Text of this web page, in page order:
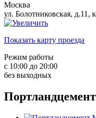
Москва
ул. Болотниковская, д.11,
Показать карту проезда
Режим работы
с 10:00 до 20:00
без выходных